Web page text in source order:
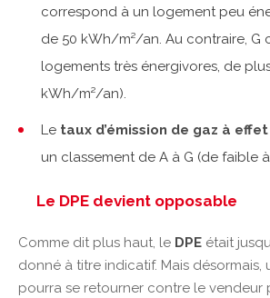
correspond à un logement peu
de 50 kWh/m²/an. Au contraire, G
logements très énergivores, de
kWh/m²/an).
Le taux d’émission de gaz à
un classement de A à G (de faible
Le DPE devient opposable
Comme dit plus haut, le DPE était
donné à titre indicatif. Mais désormais,
pourra se retourner contre le vendeur